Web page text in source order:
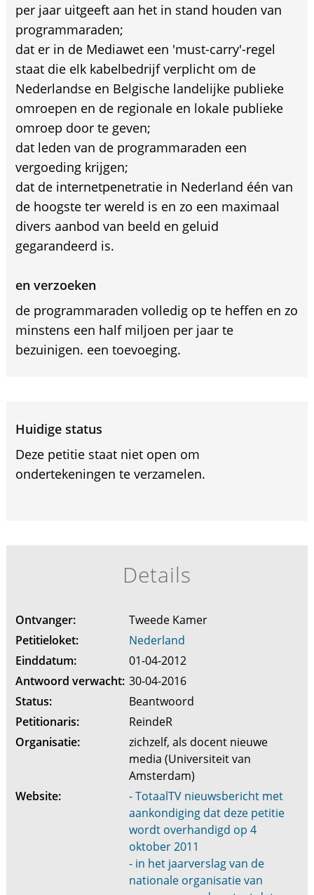
per jaar uitgeeft aan het in stand houden van
programmaraden;
dat er in de Mediawet een 'must-carry'-regel
staat die elk kabelbedrijf verplicht om de
Nederlandse en Belgische landelijke publieke
omroepen en de regionale en lokale publieke
omroep door te geven;
dat leden van de programmaraden een
vergoeding krijgen;
dat de internetpenetratie in Nederland één van
de hoogste ter wereld is en zo een maximaal
divers aanbod van beeld en geluid
gegarandeerd is.
en verzoeken
de programmaraden volledig op te heffen en zo
minstens een half miljoen per jaar te
bezuinigen. een toevoeging.
Huidige status
Deze petitie staat niet open om
ondertekeningen te verzamelen.
Details
Ontvanger:
Tweede Kamer
Petitieloket:
Nederland
Einddatum:
01-04-2012
Antwoord verwacht: 30-04-2016
Status:
Beantwoord
Petitionaris:
ReindeR
Organisatie:
zichzelf, als docent nieuwe
media (Universiteit van
Amsterdam)
Website:
- TotaalTV nieuwsbericht met
aankondiging dat deze petitie
wordt overhandigd op 4
oktober 2011
- in het jaarverslag van de
nationale organisatie van